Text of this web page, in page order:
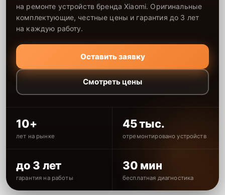
на ремонте устройств бренда Xiaomi. Оригинальные
комплектующие, честные цены и гарантия до 3 лет
на каждую работу.
Оставить заявку
Смотреть цены
10+
лет на рынке
45 тыс.
отремонтировано устройств
до 3 лет
гарантия на работы
30 мин
бесплатная диагностика